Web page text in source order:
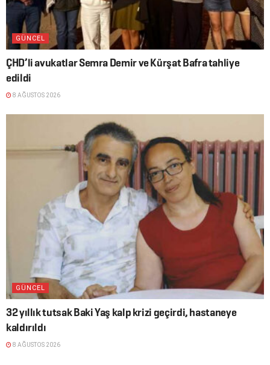
GÜNCEL
ÇHD’li avukatlar Semra Demir ve Kürşat Bafra tahliye
edildi
8 AĞUSTOS 2026
GÜNCEL
32 yıllık tutsak Baki Yaş kalp krizi geçirdi, hastaneye
kaldırıldı
8 AĞUSTOS 2026